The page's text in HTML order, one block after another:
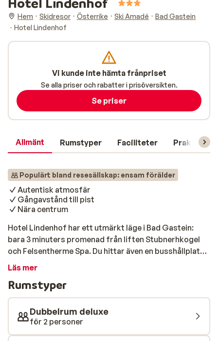
Hem Skidresor Österrike Ski Amadé
Bad Gastein
Hotel Lindenhof
Allmänt Rumstyper Faciliteter Praktisk
Populärt bland resesällskap: ensam förälder
Autentisk atmosfär
Gångavstånd till pist
Nära centrum
Hotel Lindenhof har ett utmärkt läge i Bad Gastein:
bara 3 minuters promenad från liften Stubnerhkogel
och Felsentherme Spa. Du hittar även en busshållplats
bara 70 meter bort, där skidbussen stannar, som
detta fina hotell kan du välja mellan olika rumstyper:
från enkla till lyxiga! Välj den rumstyp som passar dig
och njut av en skidresa nära pisten på stämningsfulla
Hotel Lindenhof.
Läs mer
Rumstyper
Dubbelrum deluxe
för 2 personer
Vi kunde inte hämta frånpriset
Se alla priser och rabatter i prisöversikten.
Se priser